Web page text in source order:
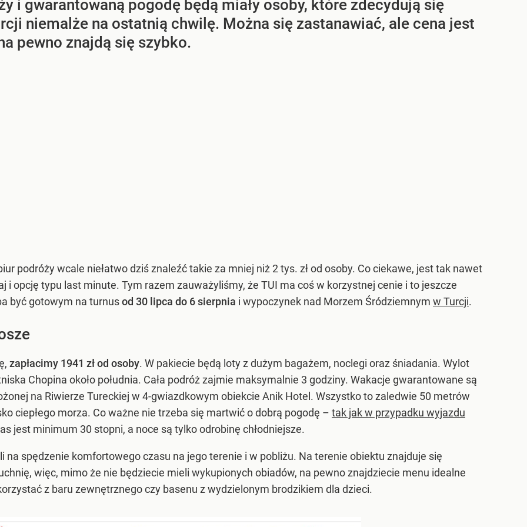
i gwarantowaną pogodę będą miały osoby, które zdecydują się
niemalże na ostatnią chwilę. Można się zastanawiać, ale cena jest
pewno znajdą się szybko.
podróży wcale niełatwo dziś znaleźć takie za mniej niż 2 tys. zł od osoby. Co ciekawe, jest tak nawet
i opcję typu last minute. Tym razem zauważyliśmy, że TUI ma coś w korzystnej cenie i to jeszcze
być gotowym na turnusod 30 lipca do 6 sierpnia i wypoczynek nad Morzem Śródziemnym w Turcji.
zapłacimy 1941 zł od osoby. W pakiecie będą loty z dużym bagażem, noclegi oraz śniadania. Wylot
Chopina około południa. Cała podróż zajmie maksymalnie 3 godziny. Wakacje gwarantowane są
na Riwierze Tureckiej w 4-gwiazdkowym obiekcie Anik Hotel. Wszystko to zaledwie 50 metrów
ciepłego morza. Co ważne nie trzeba się martwić o dobrą pogodę – tak jak w przypadku wyjazdu
jest minimum 30 stopni, a noce są tylko odrobinę chłodniejsze.
na spędzenie komfortowego czasu na jego terenie i w pobliżu. Na terenie obiektu znajduje się
więc, mimo że nie będziecie mieli wykupionych obiadów, na pewno znajdziecie menu idealne
z baru zewnętrznego czy basenu z wydzielonym brodzikiem dla dzieci.